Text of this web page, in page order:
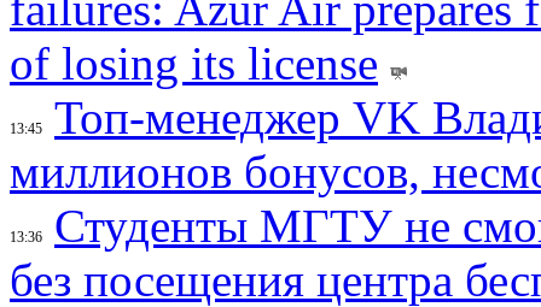
of losing its license
13:45
Топ-менеджер VK
миллионов бонусов,
13:36
Студенты МГТУ не
без посещения центра